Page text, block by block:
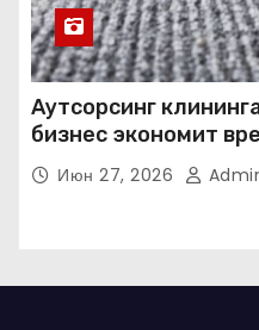
Аутсорсинг
бизнес экономит
Июн 27, 2026